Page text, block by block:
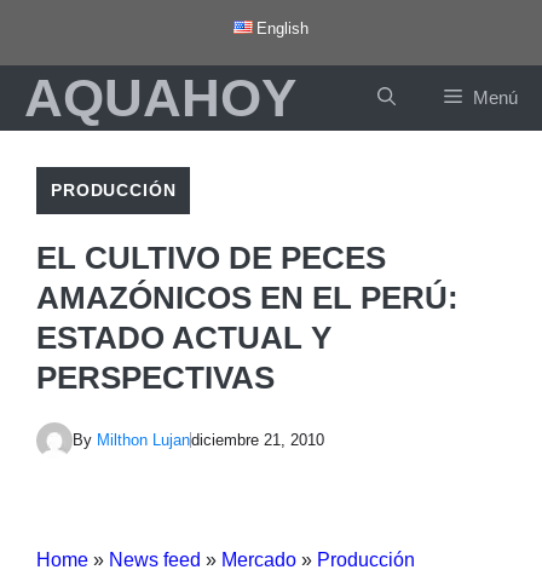
contenido
English
AQUAHOY Menú
PRODUCCIÓN
EL CULTIVO DE PECES
AMAZÓNICOS EN EL PERÚ:
ESTADO ACTUAL Y
PERSPECTIVAS
By Milthon Lujandiciembre 21, 2010
Home » News feed » Mercado » Producción